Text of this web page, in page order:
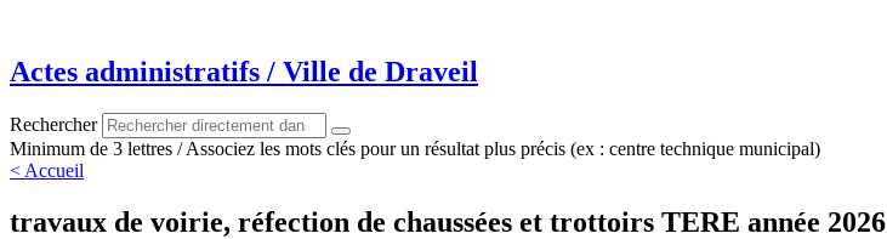
contenu
Actes administratifs / Ville de Draveil
Rechercher
Minimum de 3 lettres / Associez les mots clés pour un résultat plus précis (ex : centre technique municipal)
< Accueil
travaux de voirie, réfection de chaussées et trottoirs TERE année 2026